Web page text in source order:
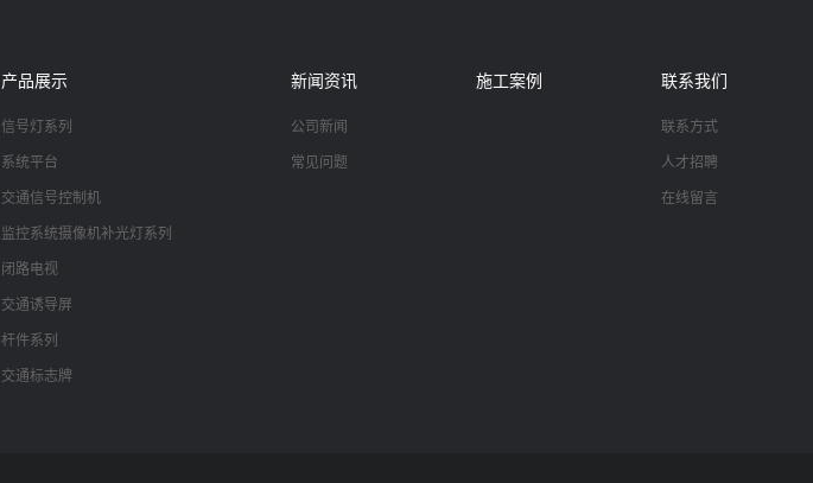
产品展示
信号灯系列
系统平台
交通信号控制机
监控系统摄像机补光灯系列
闭路电视
交通诱导屏
杆件系列
交通标志牌
新闻资讯
公司新闻
常见问题
施工案例 联系我们
联系方式
人才招聘
在线留言